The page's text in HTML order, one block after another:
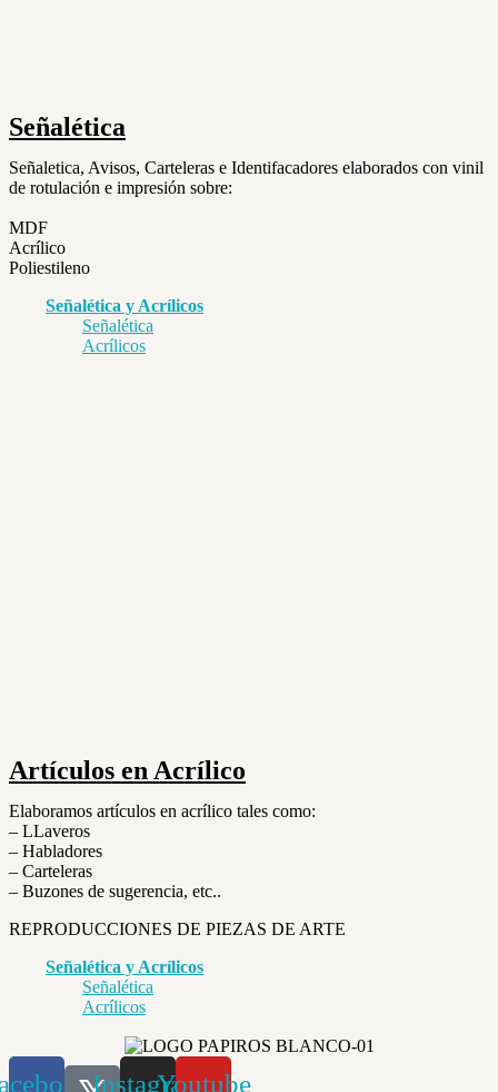
Señalética
Señaletica, Avisos, Carteleras e Identifacadores elaborados con vinil
de rotulación e impresión sobre:
MDF
Acrílico
Poliestileno
Señalética y Acrílicos
Señalética
Acrílicos
Artículos en Acrílico
Elaboramos artículos en acrílico tales como:
– LLaveros
– Habladores
– Carteleras
– Buzones de sugerencia, etc..
REPRODUCCIONES DE PIEZAS DE ARTE
Señalética y Acrílicos
Señalética
Acrílicos
InstagramYoutube